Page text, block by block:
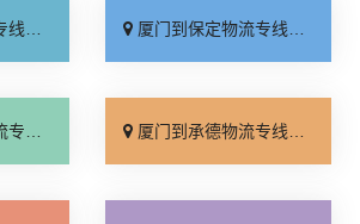
货」 厦门到保定物流专线_全程直达「高效运输」
到」 厦门到承德物流专线_专业调车「合理收费」